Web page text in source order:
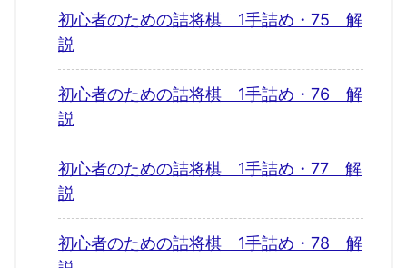
初心者のための詰将棋 1手詰め・75 解
説
初心者のための詰将棋 1手詰め・76 解
説
初心者のための詰将棋 1手詰め・77 解
説
初心者のための詰将棋 1手詰め・78 解